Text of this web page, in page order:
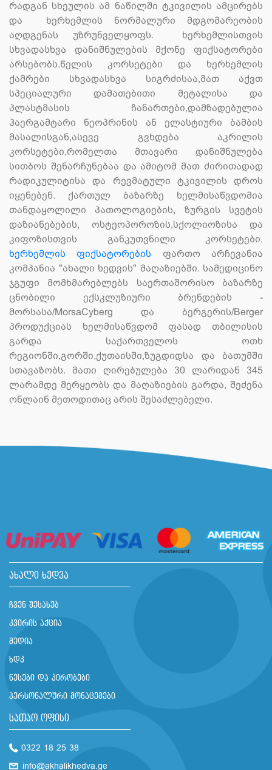
რადგან სხეულის ამ ნაწილში ტკივილის ამცირებს
და ხერხემლის ნორმალური მდგომარეობის
აღდგენას უზრუნველყოფს. ხერხემლისთვის
სხვადასხვა დანიშნულების მქონე ფიქსატორები
არსებობს.წელის კორსეტები და ხერხემლის
ქამრები სხვადასხვა სიგრძისაა,მათ აქვთ
სპეციალური დამათებითი მეტალისა და
პლასტმასის ჩანართები,დამზადებულია
ჰაერგამტარი ნეოპრინის ან ელასტიური ბამბის
მასალისგან,ასევე გვხდება აკრილის
კორსეტები,რომელთა მთავარი დანიშნულება
სითბოს შენარჩუნებაა და ამიტომ მათ ძირითადად
რადიკულიტისა და რევმატული ტკივილის დროს
იყენებენ. ქართულ ბაზარზე ხელმისაწვდომია
თანდაყოლილი პათოლოგიების, ზურგის სვეტის
დაზიანებების, ოსტეოპოროზის,სქოლიოზისა და
კიფოზისთვის განკუთვნილი კორსეტები.
ხერხემლის ფიქსატორების ფართო არჩევანია
კომპანია "ახალი ხედვის" მაღაზიებში. სამედიცინო
ჯგუფი მომხმარებლებს საერთაშორისო ბაზარზე
ცნობილი ექსკლუზიური ბრენდების -
მორსასა/MorsaCyberg და ბერგერის/Berger
პროდუქციას ხელმისაწვდომ ფასად თბილისის
გარდა საქართველოს ოთხ
რეგიონში,გორში,ქუთაისში,ზუგდიდსა და ბათუმში
სთავაზობს. მათი ღირებულება 30 ლარიდან 345
ლარამდე მერყეობს და მაღაზიების გარდა, შეძენა
ონლაინ მეთოდითაც არის შესაძლებელი.
ახალი ხედვა
ჩვენ შესახებ
კვირის აქცია
მედია
ხდკ
წესები და პირობები
პერსონალური მონაცემები
სათაო ოფისი
0322 18 25 38
info@akhalikhedva.ge